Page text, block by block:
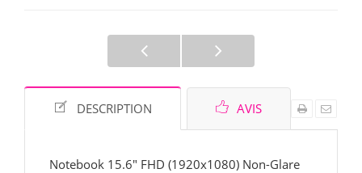
DESCRIPTION AVIS
Notebook 15.6" FHD (1920x1080) Non-Glare